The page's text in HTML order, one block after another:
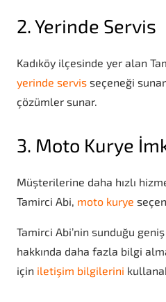
2. Yerinde Servis
Kadıköy ilçesinde yer alan
yerinde servis seçeneği
çözümler sunar.
3. Moto Kurye
Müşterilerine daha hızlı
Tamirci Abi, moto kurye
Tamirci Abi’nin sunduğu
hakkında daha fazla bilgi
için iletişim bilgilerini